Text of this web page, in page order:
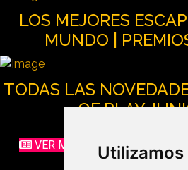
LOS MEJORES
MUNDO |
TODAS LAS
OF PLAY
VER MÁS NOTICIAS SOBRE